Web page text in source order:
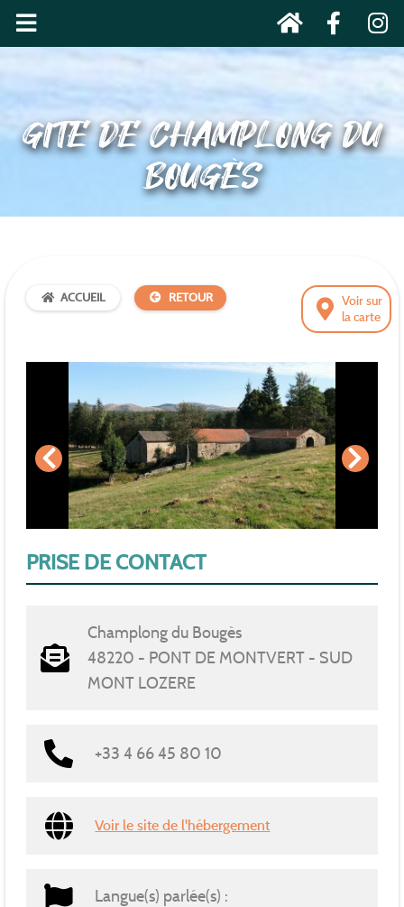
GITE DE CHAMPLONG DU
BOUGÈS
Voir sur
la carte
ACCUEIL RETOUR
PRISE DE CONTACT
Champlong du Bougès
48220 - PONT DE MONTVERT - SUD
MONT LOZERE
+33 4 66 45 80 10
Voir le site de l'hébergement
Langue(s) parlée(s) :